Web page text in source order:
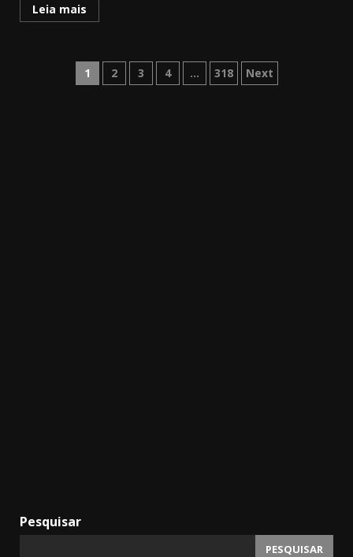
Leia mais
Paginação
1 2 3 4 … 318 Next
Pesquisar
PESQUISAR